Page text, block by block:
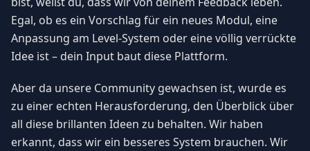
Egal, ob es ein Vorschlag für ein neues Modul, eine
Anpassung am Level-System oder eine völlig verrückte
Idee ist – dein Input baut diese Plattform.
Aber da unsere Community gewachsen ist, wurde es
zu einer echten Herausforderung, den Überblick über
all diese brillanten Ideen zu behalten. Wir haben
erkannt, dass wir ein besseres System brauchen. Wir